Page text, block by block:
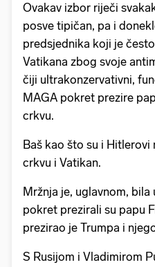
Ovakav izbor riječi
posve tipičan, pa i
predsjednika koji je
Vatikana zbog svoje
čiji ultrakonzervativni,
MAGA pokret prezire
crkvu.
Baš kao što su i
crkvu i Vatikan.
Mržnja je, uglavnom,
pokret prezirali su papu
prezirao je Trumpa i
S Rusijom i Vladimirom